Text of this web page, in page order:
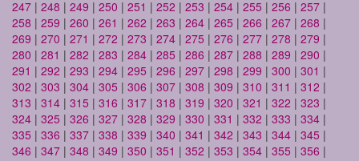
247 | 248 | 249 | 250 | 251 | 252 | 253 | 254 | 255 | 256 | 257 |
258 | 259 | 260 | 261 | 262 | 263 | 264 | 265 | 266 | 267 | 268 |
269 | 270 | 271 | 272 | 273 | 274 | 275 | 276 | 277 | 278 | 279 |
280 | 281 | 282 | 283 | 284 | 285 | 286 | 287 | 288 | 289 | 290 |
291 | 292 | 293 | 294 | 295 | 296 | 297 | 298 | 299 | 300 | 301 |
302 | 303 | 304 | 305 | 306 | 307 | 308 | 309 | 310 | 311 | 312 |
313 | 314 | 315 | 316 | 317 | 318 | 319 | 320 | 321 | 322 | 323 |
324 | 325 | 326 | 327 | 328 | 329 | 330 | 331 | 332 | 333 | 334 |
335 | 336 | 337 | 338 | 339 | 340 | 341 | 342 | 343 | 344 | 345 |
346 | 347 | 348 | 349 | 350 | 351 | 352 | 353 | 354 | 355 | 356 |